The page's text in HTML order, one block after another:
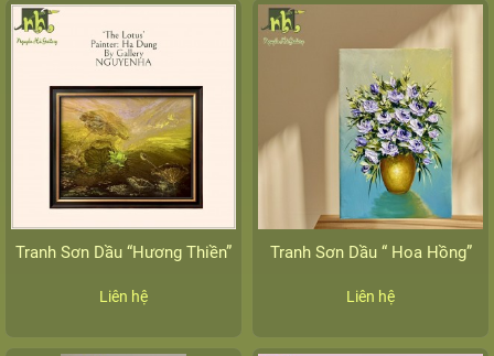
Tranh Sơn Dầu “Hương Thiền”
Liên hệ
Tranh Sơn Dầu “ Hoa Hồng”
Liên hệ